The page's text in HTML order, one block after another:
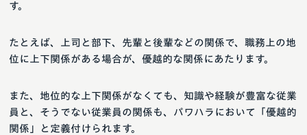
す。
たとえば、上司と部下、先輩と後輩などの関係で、職務上の地
位に上下関係がある場合が、優越的な関係にあたります。
また、地位的な上下関係がなくても、知識や経験が豊富な従業
員と、そうでない従業員の関係も、パワハラにおいて「優越的
関係」と定義付けられます。